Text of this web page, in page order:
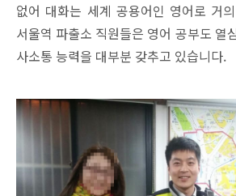
없어 대화는 세계 공용어인 영어로 거
서울역 파출소 직원들은 영어 공부도 열
사소통 능력을 대부분 갖추고 있습니다.